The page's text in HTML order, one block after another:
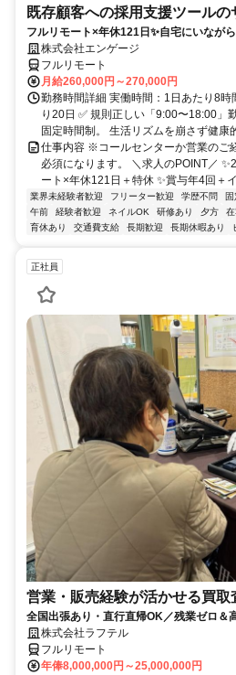
既存顧客への採用支援ツールの
フルリモート×年休121日✨自宅にいなが
株式会社エンゲージ
フルリモート
月給260,000円～270,000円
勤務時間詳細 実働時間：1日あたり8時
り20日 ✅ 規則正しい「9:00〜18:00」
固定時間制。 生活リズムを崩さず健康
仕事内容 ※コールセンターか営業のご
必須になります。 ＼求人のPOINT／
ート×年休121日＋特休 ✨賞与年4回＋
業界未経験者歓迎 フリーター歓迎 学歴不問 固
午前
経験者歓迎 ネイルOK 研修あり 夕方
育休あり
交通費支給 長期歓迎 長期休暇あり
正社員
営業・販売経験が活かせる買取
全国出張あり・直行直帰OK／残業ゼロ＆
株式会社ラフテル
フルリモート
年俸8,000,000円～25,000,000円